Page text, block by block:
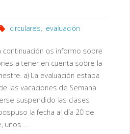
circulares, evaluación
continuación os informo sobre
a tener en cuenta sobre la
a) La evaluación estaba
las vacaciones de Semana
suspendido las clases
la fecha al día 20 de
unos …